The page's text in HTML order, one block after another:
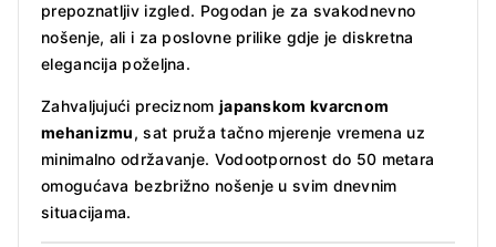
prepoznatljiv izgled. Pogodan je za svakodnevno
nošenje, ali i za poslovne prilike gdje je diskretna
elegancija poželjna.
Zahvaljujući preciznom japanskom kvarcnom
mehanizmu, sat pruža tačno mjerenje vremena uz
minimalno održavanje. Vodootpornost do 50 metara
omogućava bezbrižno nošenje u svim dnevnim
situacijama.